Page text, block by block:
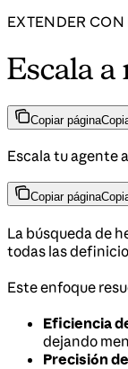
EXTENDER
Escala
Copiar página
Escala tu agente
Copiar página
La búsqueda de
todas las
Este enfoque
Eficiencia
dejando
Precisión